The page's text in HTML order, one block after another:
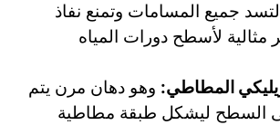
جميع المسامات وتمنع نفاذ
مثالية لأسطح دورات المياه
المطاطي: وهو دهان مرن يتم
السطح ليشكل طبقة مطاطية